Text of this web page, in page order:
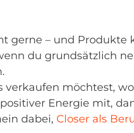
gerne – und Produkte
du grundsätzlich
verkaufen möchtest,
Energie mit,
dabei, Closer als